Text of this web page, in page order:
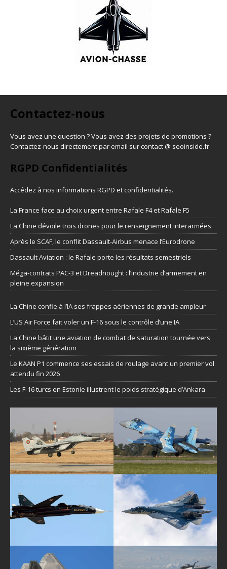
Contactez-nous
Vous avez une question ? Vous avez des projets de promotions ?
Contactez-nous directement par email sur contact @ seoinside.fr
RGPD Confidentialités
Accédez à nos informations RGPD et confidentialités.
La France face au choix urgent entre Rafale F4 et Rafale F5
La Chine dévoile trois drones pour le renseignement interarmées
Après le SCAF, le conflit Dassault-Airbus menace l’Eurodrone
Dassault Aviation : le Rafale porte les résultats semestriels
Méga-contrats PAC-3 et Dreadnought : l’industrie d’armement en
pleine expansion
La Chine confie à l’IA ses frappes aériennes de grande ampleur
L’US Air Force fait voler un F-16 sous le contrôle d’une IA
La Chine bâtit une aviation de combat de saturation tournée vers
la sixième génération
Le KAAN P1 commence ses essais de roulage avant un premier vol
attendu fin 2026
Les F-16 turcs en Estonie illustrent le poids stratégique d’Ankara